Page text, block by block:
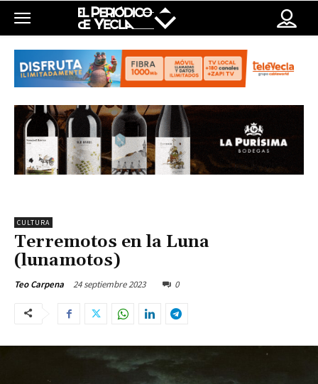
CULTURA
Terremotos en la Luna
(lunamotos)
Teo Carpena 24 septiembre 2023 0